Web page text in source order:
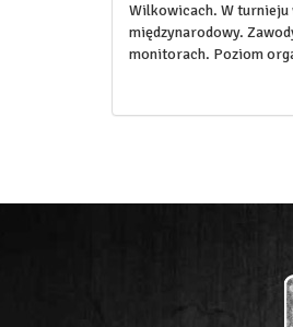
Wilkowicach. W turnieju
międzynarodowy.
monitorach. Poziom